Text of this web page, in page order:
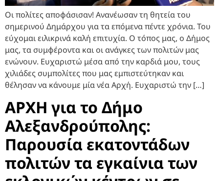
Οι πολίτες αποφάσισαν! Ανανέωσαν τη θητεία του
σημερινού Δημάρχου για τα επόμενα πέντε χρόνια. Του
εύχομαι ειλικρινά καλή επιτυχία. Ο τόπος μας, ο Δήμος
μας, τα συμφέροντα και οι ανάγκες των πολιτών μας
ενώνουν. Ευχαριστώ μέσα από την καρδιά μου, τους
χιλιάδες συμπολίτες που μας εμπιστεύτηκαν και
θέλησαν να κάνουμε μία νέα Αρχή. Ευχαριστώ την […]
ΑΡΧΗ για το Δήμο
Αλεξανδρούπολης:
Παρουσία εκατοντάδων
πολιτών τα εγκαίνια των